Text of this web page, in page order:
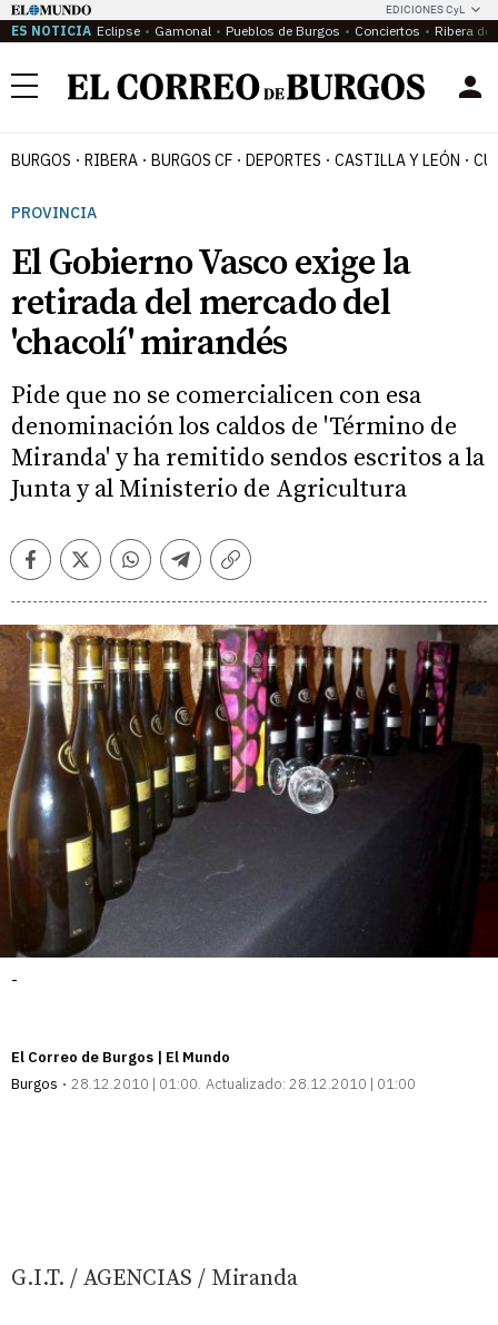
EDICIONES CyL
ES NOTICIA Eclipse Gamonal Pueblos de Burgos Conciertos Ribera del
Menú
BURGOS RIBERA BURGOS CF DEPORTES CASTILLA Y LEÓN
PROVINCIA
El Gobierno Vasco exige la
retirada del mercado del
'chacolí' mirandés
Pide que no se comercialicen con esa
denominación los caldos de 'Término de
Miranda' y ha remitido sendos escritos a la
Junta y al Ministerio de Agricultura
FacebookTwitterWhatsappTelegramCopiar
-
El Correo de Burgos | El Mundo
Burgos
28.12.2010 | 01:00 Actualizado: 28.12.2010 | 01:00
G.I.T. / AGENCIAS / Miranda